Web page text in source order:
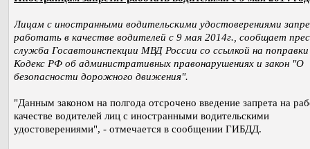
Лицам с иностранными водительскими удостоверениями
работать в качестве водителей с 9 мая 2014г., сообщает
служба Госавтоинспекции МВД России со ссылкой на поправки
Кодекс РФ об административных правонарушениях и закон "О
безопасности дорожного движения".
"Данным законом на полгода отсрочено введение запрета на
качестве водителей лиц с иностранными водительскими
удостоверениями", - отмечается в сообщении ГИБДД.